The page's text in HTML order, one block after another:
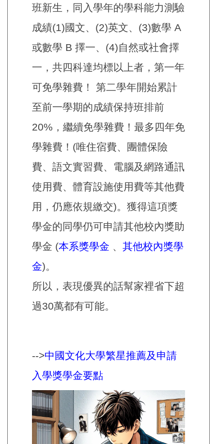
班新生，同入學年的學科能力測驗
成績(1)國文、(2)英文、(3)數學 A
或數學 B 擇一、(4)自然或社會擇
一，共四科達均標以上者，第一年
可免學雜費！ 第二學年開始累計
至前一學期的成績保持班排前
20%，繼續免學雜費！最多四年免
學雜費！(唯住宿費、團體保險
費、語文實習費、電腦及網路通訊
使用費、體育設施使用費等其他費
用，仍應依規繳交)。獲得這項獎
學金的同學仍可申請其他校內獎助
學金 (本系獎學金 、 其他校內獎學
金)。
所以，表現優異的話幫家裡省下超
過30萬都有可能。
-->中國文化大學繁星推薦及申請
入學獎學金要點